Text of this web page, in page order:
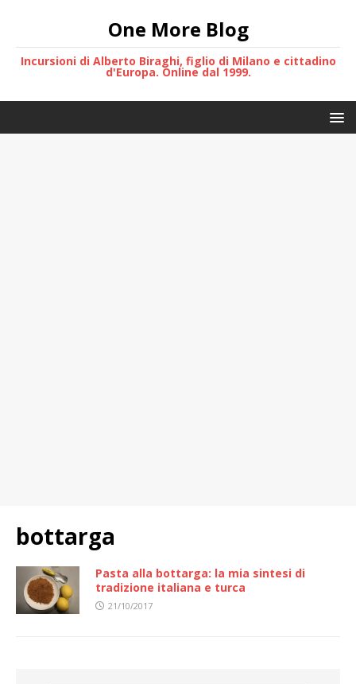
One More Blog
Incursioni di Alberto Biraghi, figlio di Milano e cittadino
d'Europa. Online dal 1999.
bottarga
Pasta alla bottarga: la mia sintesi di
tradizione italiana e turca
21/10/2017